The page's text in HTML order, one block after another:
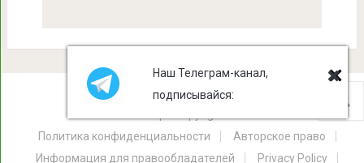
Политика конфиденциальности
Авторское право
Информация для правообладателей
Privacy Policy
Наш Телеграм-канал,
подписывайся: